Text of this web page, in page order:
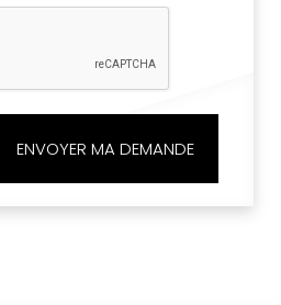
ENVOYER MA DEMANDE